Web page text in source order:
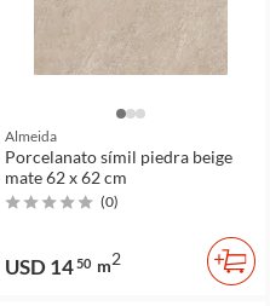
Almeida
Porcelanato símil piedra beige
mate 62 x 62 cm
(0)
USD 1450 m2